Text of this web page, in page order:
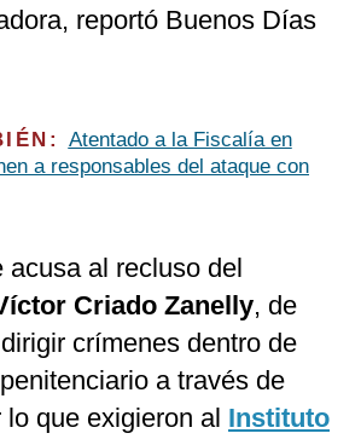
reportó Buenos Días
Atentado a la Fiscalía en
a responsables del ataque con
acusa al recluso del
Criado Zanelly, de
crímenes dentro de
a través de
que exigieron al Instituto